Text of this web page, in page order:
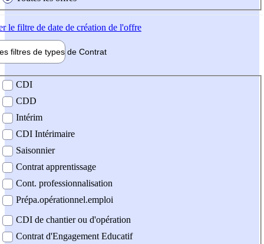
le filtre de date de création de l'offre
filtres de types de Contrat
contrat
CDI
CDD
Intérim
CDI Intérimaire
Saisonnier
Contrat apprentissage
Cont. professionnalisation
Prépa.opérationnel.emploi
CDI de chantier ou d'opération
Contrat d'Engagement Educatif